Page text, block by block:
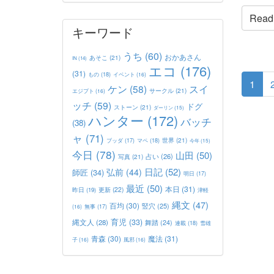
1
キーワード
IN(14) あそこ (21) うち (60) おかあさん
(31) もの (18) イベント (16) エコ (176)
エジプト (16) ケン (58) サークル (21) スイ
ッチ (59) ストーン (21) ダーリン(15)
ドグ
(38) ハンター (172) バッチ
ャ (71) ブッダ (17) マペ (18) 世界 (21) 今年(15)
今日 (78) 写真 (21) 占い(26) 山田 (50)
師匠 (34) 弘前 (44) 日記 (52) 明日 (17)
昨日 (19) 更新 (22) 最近 (50) 本日 (31) 津軽
(16) 無事 (17) 百均 (30) 竪穴 (25) 縄文 (47)
縄文人 (28) 育児 (33) 舞踏 (24) 連載 (18) 雪雄
子(16) 青森 (30) 風邪(16) 魔法 (31)